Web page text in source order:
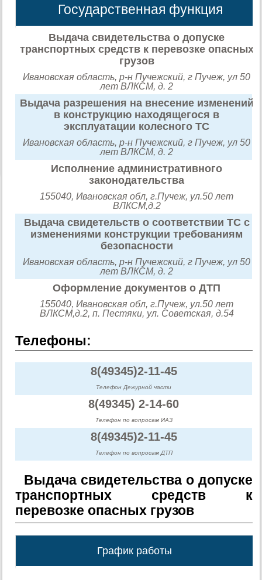
Государственная функция
Выдача свидетельства о допуске
транспортных средств к перевозке опасных
грузов
Ивановская область, р-н Пучежский, г Пучеж, ул 50
лет ВЛКСМ, д. 2
Выдача разрешения на внесение изменений
в конструкцию находящегося в
эксплуатации колесного ТС
Ивановская область, р-н Пучежский, г Пучеж, ул 50
лет ВЛКСМ, д. 2
Исполнение административного
законодательства
155040, Ивановская обл, г.Пучеж, ул.50 лет
ВЛКСМ,д.2
Выдача свидетельств о соответствии ТС с
изменениями конструкции требованиям
безопасности
Ивановская область, р-н Пучежский, г Пучеж, ул 50
лет ВЛКСМ, д. 2
Оформление документов о ДТП
155040, Ивановская обл, г.Пучеж, ул.50 лет
ВЛКСМ,д.2, п. Пестяки, ул. Советская, д.54
Телефоны:
8(49345)2-11-45
Телефон Дежурной части
8(49345) 2-14-60
Телефон по вопросам ИАЗ
8(49345)2-11-45
Телефон по вопросам ДТП
Выдача свидетельства о допуске
транспортных средств к
перевозке опасных грузов
График работы